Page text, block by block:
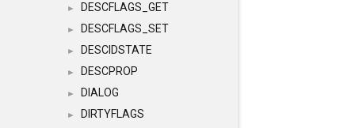
► DESCFLAGS_GET
► DESCFLAGS_SET
► DESCIDSTATE
► DESCPROP
► DIALOG
► DIRTYFLAGS